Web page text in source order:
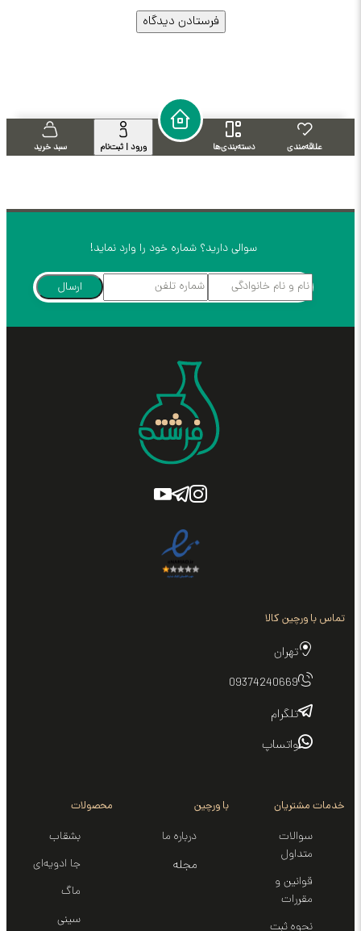
علاقه‌مندی دسته‌بندی‌ها ورود | ثبت‌نام سبد خرید
سوالی دارید؟ شماره خود را وارد نماید!
ارسال
تماس با ورچین کالا
تهران
09374240669
تلگرام
واتساپ
خدمات مشتریان
سوالات
متداول
قوانین و
مقررات
نحوه ثبت
با ورچین
درباره ما
مجله
محصولات
بشقاب
جا ادویه‌ای
ماگ
سینی‌